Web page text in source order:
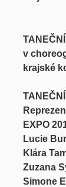
v
krajské
EXPO
Lucie
Klára
Zuzana
Simone